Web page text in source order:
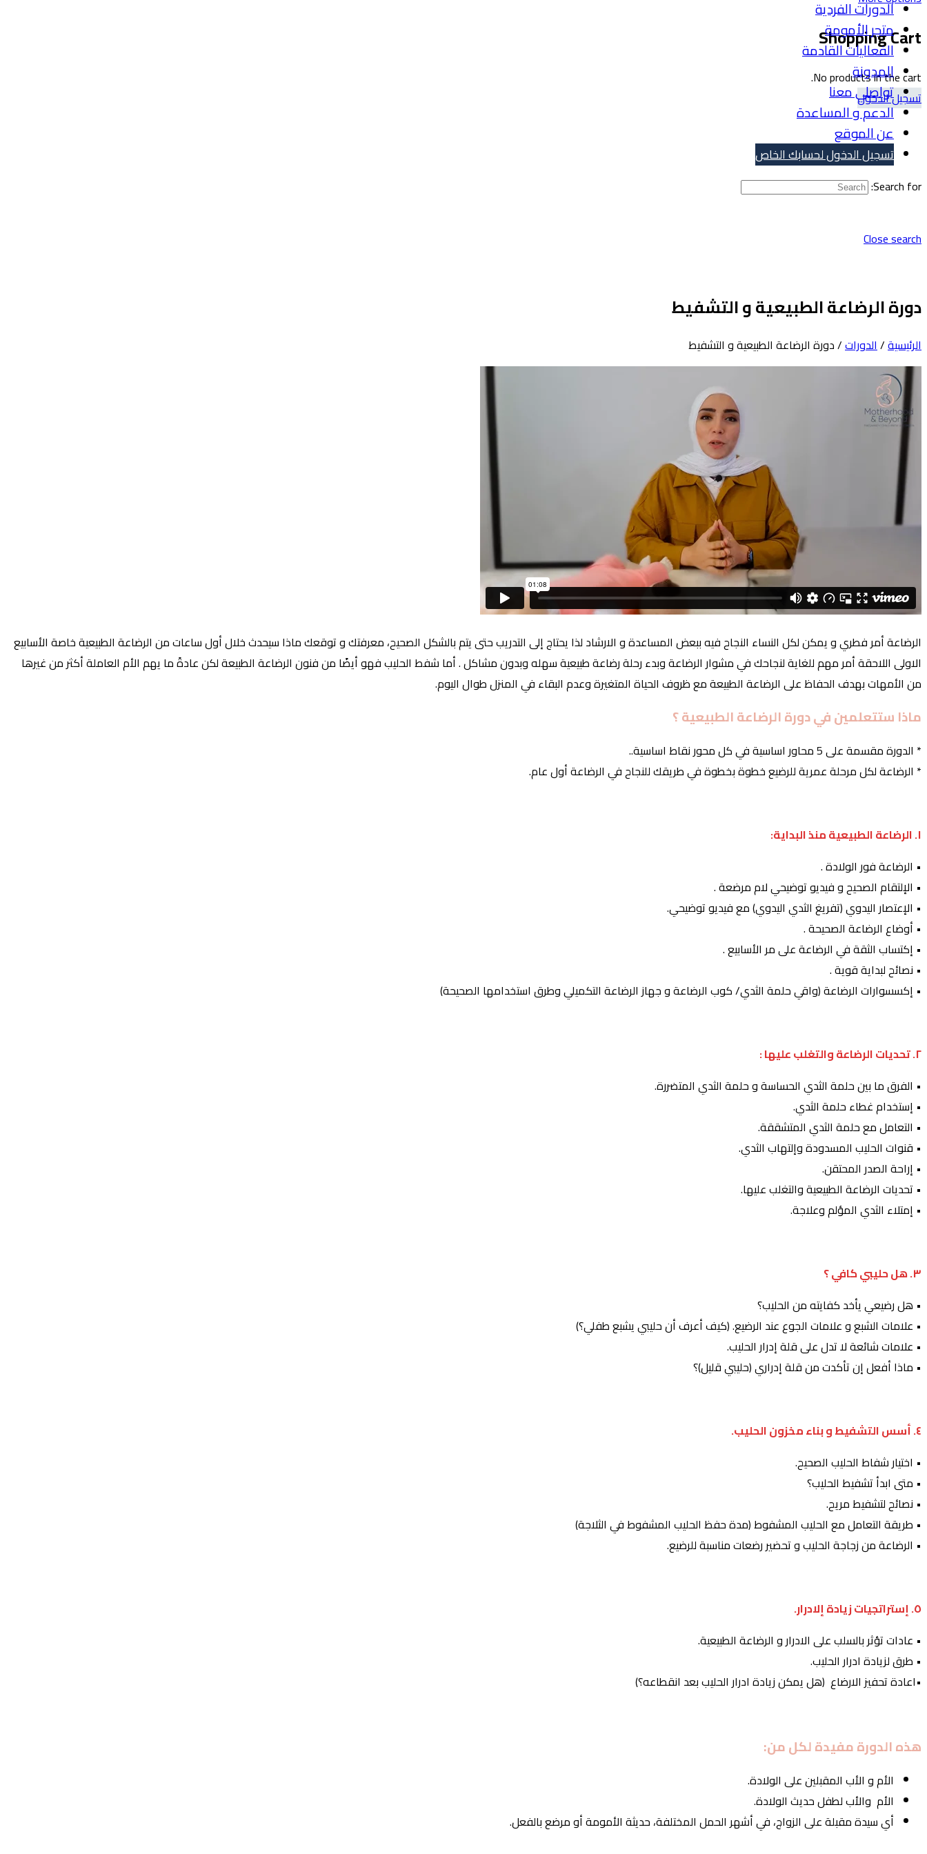
Shopping Cart
No products in the cart.
تسجيل الدخول
الدورات الفردية
متجر الأمومة
الفعاليات القادمة
المدونة
تواصلي معنا
الدعم و المساعدة
عن الموقع
تسجيل الدخول لحسابك الخاص
Search for:
Close search
دورة الرضاعة الطبيعية و التشفيط
الرئيسية/الدورات/ دورة الرضاعة الطبيعية و التشفيط
الرضاعة أمر فطري و يمكن لكل النساء النجاح فيه ببعض المساعدة و الارشاد لذا يحتاج إلى التدريب حتى يتم بالشكل الصحيح، معرفتك و توقعك ماذا سيحدث خلال أول ساعات من الرضاعة الطبيعية خاصة الأسابيع
الاولى اللاحقة أمر مهم للغاية لنجاحك في مشوار الرضاعة وبدء رحلة رضاعة طبيعية سهله وبدون مشاكل . أما شفط الحليب فهو أيضًا من فنون الرضاعة الطبيعة لكن عادةً ما يهم الأم العاملة أكثر من غيرها
من الأمهات بهدف الحفاظ على الرضاعة الطبيعة مع ظروف الحياة المتغيرة وعدم البقاء في المنزل طوال اليوم.
ماذا ستتعلمين في دورة الرضاعة الطبيعية ؟
* الدورة مقسمة على 5 محاور اساسية في كل محور نقاط اساسية..
* الرضاعة لكل مرحلة عمرية للرضيع خطوة بخطوة في طريقك للنجاح في الرضاعة أول عام.
١. الرضاعة الطبيعية منذ البداية:
• الرضاعة فور الولادة .
• الإلتقام الصحيح و فيديو توضيحي لام مرضعة .
• الإعتصار اليدوي (تفريغ الثدي اليدوي) مع فيديو توضيحي.
• أوضاع الرضاعة الصحيحة .
• إكتساب الثقة في الرضاعة على مر الأسابيع .
• نصائح لبداية قوية .
• إكسسوارات الرضاعة (واقي حلمة الثدي/ كوب الرضاعة و جهاز الرضاعة التكميلي وطرق استخدامها الصحيحة)
٢. تحديات الرضاعة والتغلب عليها :
• الفرق ما بين حلمة الثدي الحساسة و حلمة الثدي المتضررة.
• إستخدام غطاء حلمة الثدي.
• التعامل مع حلمة الثدي المتشققة.
• قنوات الحليب المسدودة وإلتهاب الثدي.
• إراحة الصدر المحتقن.
• تحديات الرضاعة الطبيعية والتغلب عليها.
• إمتلاء الثدي المؤلم وعلاجة.
٣. هل حليبي كافي ؟
• هل رضيعي يأخد كفايته من الحليب؟
• علامات الشبع و علامات الجوع عند الرضيع. (كيف أعرف أن حليبي يشبع طفلي؟)
• علامات شائعة لا تدل على قلة إدرار الحليب.
• ماذا أفعل إن تأكدت من قلة إدراري (حليبي قليل)؟
٤. أسس التشفيط و بناء مخزون الحليب.
• اختيار شفاط الحليب الصحيح.
• متى ابدأ تشفيط الحليب؟
• نصائح لتشفيط مريح.
• طريقة التعامل مع الحليب المشفوط (مدة حفظ الحليب المشفوط في الثلاجة)
• الرضاعة من زجاجة الحليب و تحضير رضعات مناسبة للرضيع.
٥. إستراتجيات زيادة إلادرار.
• عادات تؤثر بالسلب على الادرار و الرضاعة الطبيعية.
• طرق لزيادة ادرار الحليب.
•اعادة تحفيز الارضاع (هل يمكن زيادة ادرار الحليب بعد انقطاعه؟)
هذه الدورة مفيدة لكل من:
الأم و الأب المقبلين على الولادة.
الأم والأب لطفل حديث الولادة.
أي سيدة مقبلة على الزواج، في أشهر الحمل المختلفة، حديثة الأمومة أو مرضع بالفعل.